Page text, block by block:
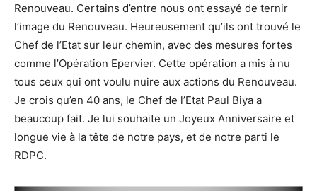
Renouveau. Certains d’entre nous ont essayé de ternir
l’image du Renouveau. Heureusement qu’ils ont trouvé le
Chef de l’Etat sur leur chemin, avec des mesures fortes
comme l’Opération Epervier. Cette opération a mis à nu
tous ceux qui ont voulu nuire aux actions du Renouveau.
Je crois qu’en 40 ans, le Chef de l’Etat Paul Biya a
beaucoup fait. Je lui souhaite un Joyeux Anniversaire et
longue vie à la tête de notre pays, et de notre parti le
RDPC.